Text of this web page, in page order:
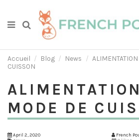
Accueil Blog News
CUISSON
MODE DE
April 2, 2020
French